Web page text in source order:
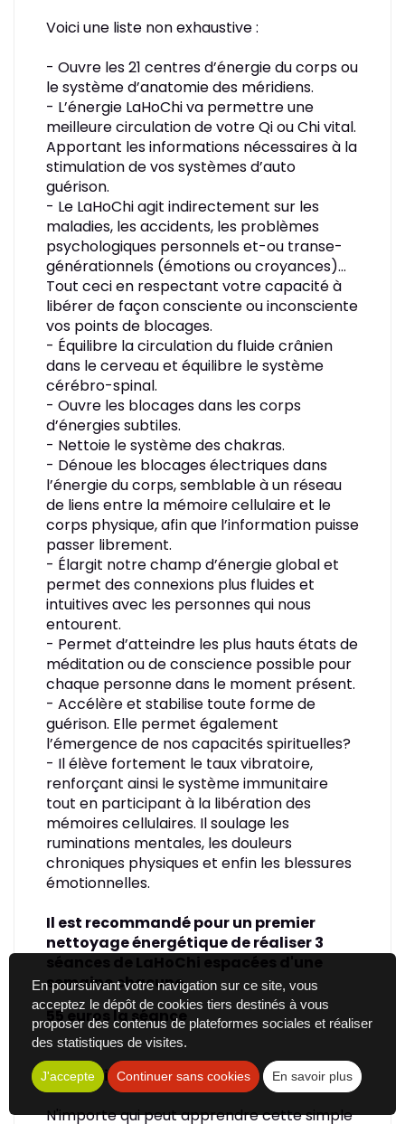
Voici une liste non exhaustive :
- Ouvre les 21 centres d’énergie du corps ou
le système d’anatomie des méridiens.
- L’énergie LaHoChi va permettre une
meilleure circulation de votre Qi ou Chi vital.
Apportant les informations nécessaires à la
stimulation de vos systèmes d’auto
guérison.
- Le LaHoChi agit indirectement sur les
maladies, les accidents, les problèmes
psychologiques personnels et-ou transe-
générationnels (émotions ou croyances)…
Tout ceci en respectant votre capacité à
libérer de façon consciente ou inconsciente
vos points de blocages.
- Équilibre la circulation du fluide crânien
dans le cerveau et équilibre le système
cérébro-spinal.
- Ouvre les blocages dans les corps
d’énergies subtiles.
- Nettoie le système des chakras.
- Dénoue les blocages électriques dans
l’énergie du corps, semblable à un réseau
de liens entre la mémoire cellulaire et le
corps physique, afin que l’information puisse
passer librement.
- Élargit notre champ d’énergie global et
permet des connexions plus fluides et
intuitives avec les personnes qui nous
entourent.
- Permet d’atteindre les plus hauts états de
méditation ou de conscience possible pour
chaque personne dans le moment présent.
- Accélère et stabilise toute forme de
guérison. Elle permet également
l’émergence de nos capacités spirituelles?
- Il élève fortement le taux vibratoire,
renforçant ainsi le système immunitaire
tout en participant à la libération des
mémoires cellulaires. Il soulage les
ruminations mentales, les douleurs
chroniques physiques et enfin les blessures
émotionnelles.
Il est recommandé pour un premier
nettoyage énergétique de réaliser 3
séances de LaHoChi espacées d'une
semaine chacune.
55 euros la séance
Formation LaHoChi
N'importe qui peut apprendre cette simple
En poursuivant votre navigation sur ce site, vous
acceptez le dépôt de cookies tiers destinés à vous
proposer des contenus de plateformes sociales et réaliser
des statistiques de visites.
J'accepte Continuer sans cookies En savoir plus